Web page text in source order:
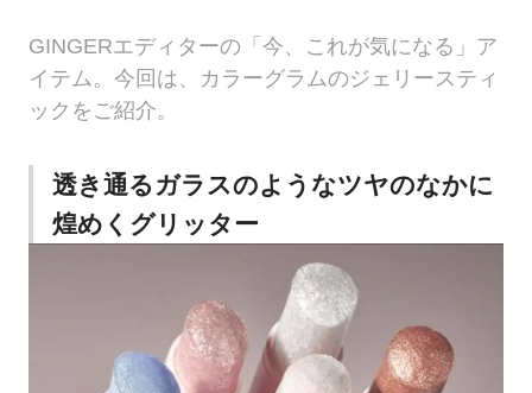
GINGERエディターの「今、これが気になる」ア
イテム。今回は、カラーグラムのジェリースティ
ックをご紹介。
透き通るガラスのようなツヤのなかに
煌めくグリッター